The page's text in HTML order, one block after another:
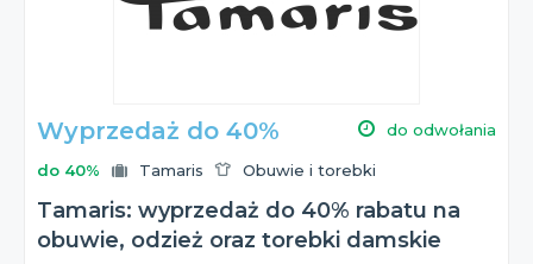
Wyprzedaż do 40% do odwołania
do 40% Tamaris Obuwie i torebki
Tamaris: wyprzedaż do 40% rabatu na
obuwie, odzież oraz torebki damskie